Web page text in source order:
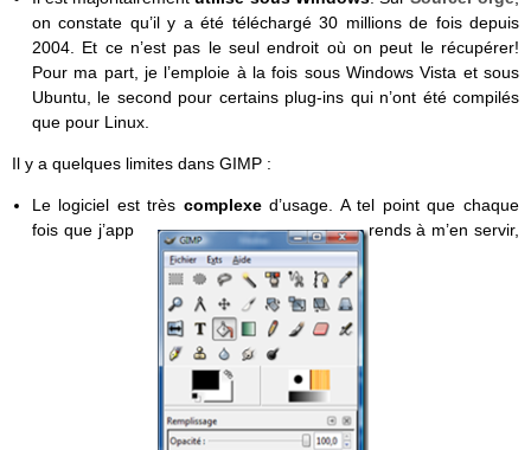
on constate qu’il y a été téléchargé 30 millions de fois depuis
2004. Et ce n’est pas le seul endroit où on peut le récupérer!
Pour ma part, je l’emploie à la fois sous Windows Vista et sous
Ubuntu, le second pour certains plug-ins qui n’ont été compilés
que pour Linux.
Il y a quelques limites dans GIMP :
Le logiciel est très complexed’usage. A tel point que chaque
fois que j’app
rends à m’en servir,